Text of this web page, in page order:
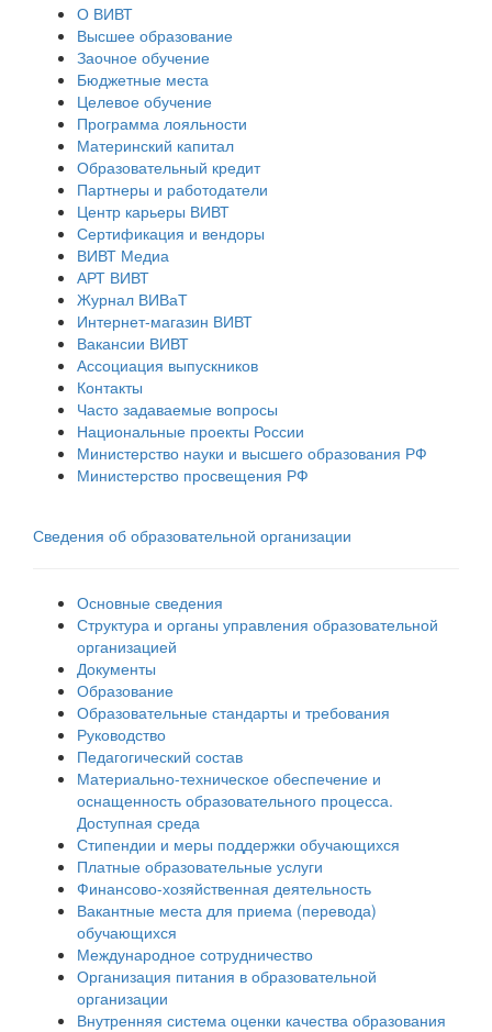
О ВИВТ
Высшее образование
Заочное обучение
Бюджетные места
Целевое обучение
Программа лояльности
Материнский капитал
Образовательный кредит
Партнеры и работодатели
Центр карьеры ВИВТ
Сертификация и вендоры
ВИВТ Медиа
АРТ ВИВТ
Журнал ВИВаТ
Интернет-магазин ВИВТ
Вакансии ВИВТ
Ассоциация выпускников
Контакты
Часто задаваемые вопросы
Национальные проекты России
Министерство науки и высшего образования РФ
Министерство просвещения РФ
Сведения об образовательной организации
Основные сведения
Структура и органы управления образовательной
организацией
Документы
Образование
Образовательные стандарты и требования
Руководство
Педагогический состав
Материально-техническое обеспечение и
оснащенность образовательного процесса.
Доступная среда
Стипендии и меры поддержки обучающихся
Платные образовательные услуги
Финансово-хозяйственная деятельность
Вакантные места для приема (перевода)
обучающихся
Международное сотрудничество
Организация питания в образовательной
организации
Внутренняя система оценки качества образования